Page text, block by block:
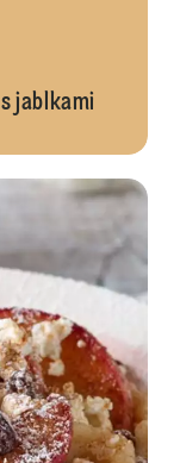
jablkami